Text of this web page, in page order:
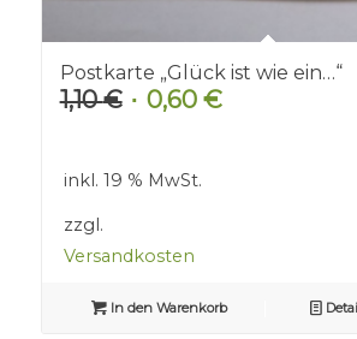
Postkarte „Glück ist wie ein…“
1,10€ Ursprünglicher
1,10 €
0,60 €Aktueller
inkl. 19 % MwSt.
zzgl.
Versandkosten
In den Warenkorb